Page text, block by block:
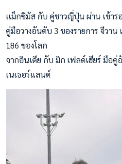
แม็กซิมัส กับ คู่ชาวญี่ปุ่น ผ่าน เข้า
คู่มือวางอันดับ 3 ของรายการ จีวา
186 ของโลก
จากอินเดีย กับ มิก เฟลด์เฮียร์ มือคู่
เนเธอร์แลนด์